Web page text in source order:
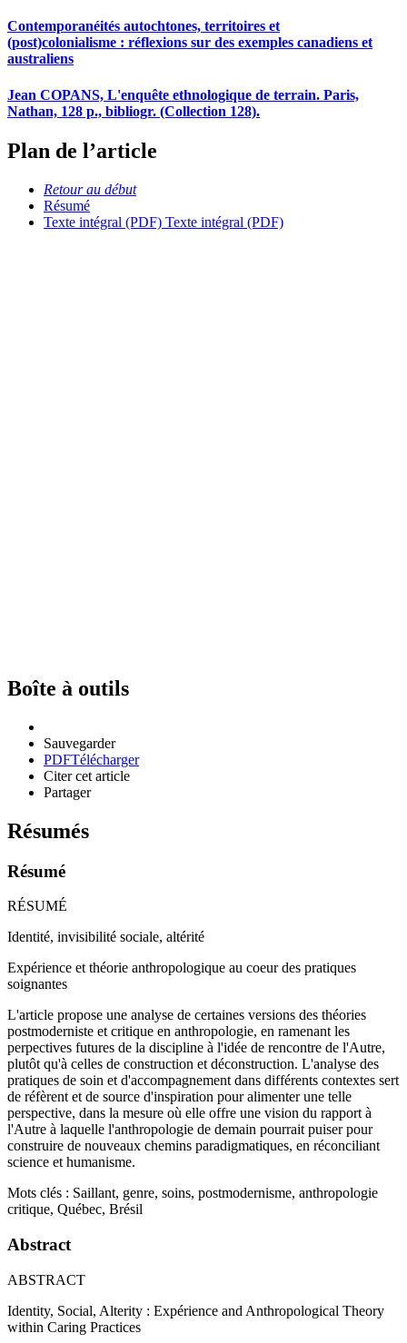
Contemporanéités autochtones, territoires et
(post)colonialisme : réflexions sur des exemples canadiens et
australiens
Jean COPANS, L'enquête ethnologique de terrain. Paris,
Nathan, 128 p., bibliogr. (Collection 128).
Plan de l’article
Retour au début
Résumé
Texte intégral (PDF) Texte intégral (PDF)
Boîte à outils
Sauvegarder
PDFTélécharger
Citer cet article
Partager
Résumés
Résumé
RÉSUMÉ
Identité, invisibilité sociale, altérité
Expérience et théorie anthropologique au coeur des pratiques
soignantes
L'article propose une analyse de certaines versions des théories
postmoderniste et critique en anthropologie, en ramenant les
perpectives futures de la discipline à l'idée de rencontre de l'Autre,
plutôt qu'à celles de construction et déconstruction. L'analyse des
pratiques de soin et d'accompagnement dans différents contextes sert
de réfèrent et de source d'inspiration pour alimenter une telle
perspective, dans la mesure où elle offre une vision du rapport à
l'Autre à laquelle l'anthropologie de demain pourrait puiser pour
construire de nouveaux chemins paradigmatiques, en réconciliant
science et humanisme.
Mots clés : Saillant, genre, soins, postmodernisme, anthropologie
critique, Québec, Brésil
Abstract
ABSTRACT
Identity, Social, Alterity : Expérience and Anthropological Theory
within Caring Practices